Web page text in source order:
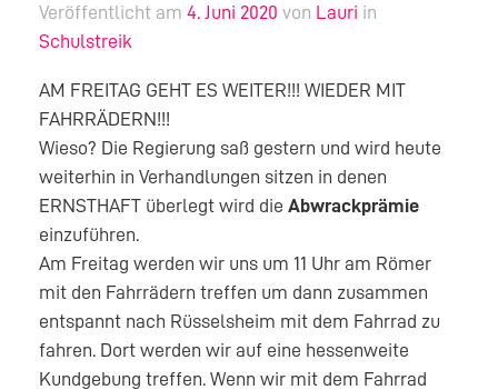
Veröffentlicht am4. Juni 2020 von Lauri in
Schulstreik
AM FREITAG GEHT ES WEITER!!! WIEDER MIT
FAHRRÄDERN!!!
Wieso? Die Regierung saß gestern und wird heute
weiterhin in Verhandlungen sitzen in denen
ERNSTHAFT überlegt wird dieAbwrackprämie
einzuführen.
Am Freitag werden wir uns um 11 Uhr am Römer
mit den Fahrrädern treffen um dann zusammen
entspannt nach Rüsselsheim mit dem Fahrrad zu
fahren. Dort werden wir auf eine hessenweite
Kundgebung treffen. Wenn wir mit dem Fahrrad